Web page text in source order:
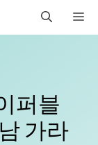
퍼블
가라